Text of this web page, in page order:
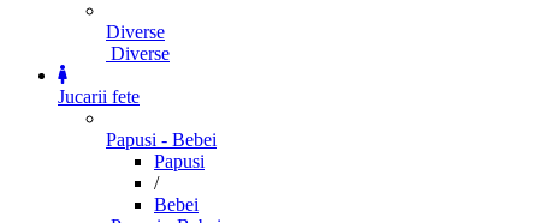
Diverse
Diverse
Jucarii fete
Papusi - Bebei
Papusi
/
Bebei